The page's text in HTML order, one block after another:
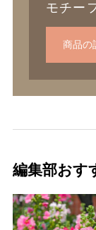
モチー
商品の
編集部おす